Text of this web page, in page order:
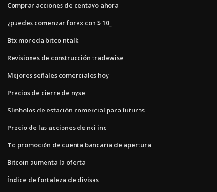
Comprar acciones de centavo ahora
¿puedes comenzar forex con $ 10_
Btx moneda bitcointalk
Revisiones de construcción tradewise
Mejores señales comerciales hoy
Precios de cierre de nyse
Símbolos de estación comercial para futuros
Precio de las acciones de nci inc
Td promoción de cuenta bancaria de apertura
Bitcoin aumenta la oferta
Índice de fortaleza de divisas